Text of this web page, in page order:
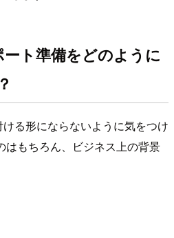
ト準備をどのように
る形にならないように気をつけ
はもちろん、ビジネス上の背景